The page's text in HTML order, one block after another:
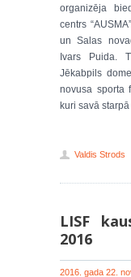
organizēja
centrs
un Salas
Ivars Puida.
Jēkabpils
novusa sporta
kuri savā
Valdis Strods
LISF
2016
2016. gada 22.